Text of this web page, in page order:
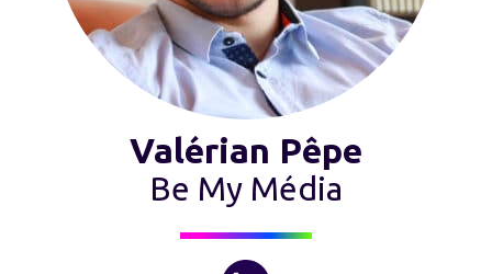
Valérian Pêpe
Be My Média